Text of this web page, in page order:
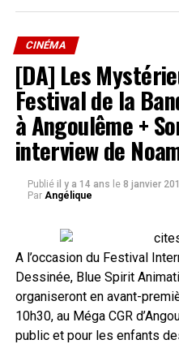
Nous vous présenterons
Pour commander le livre :
CINÉMA
[DA] Les
Festival de la
à Angoulême +
interview de
Publié il y a 14 ans le 8 janvier
Par Angélique
A l’occasion du Festival
Dessinée, Blue Spirit
organiseront en avant-
10h30, au Méga CGR
public et pour les enfants